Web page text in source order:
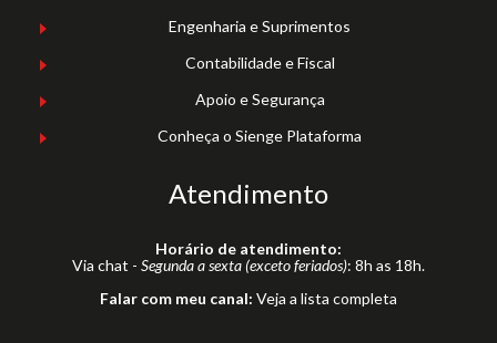
Engenharia e Suprimentos
Contabilidade e Fiscal
Apoio e Segurança
Conheça o Sienge Plataforma
Atendimento
Horário de atendimento:
Via chat - Segunda a sexta (exceto feriados): 8h as 18h.
Falar com meu canal: Veja a lista completa